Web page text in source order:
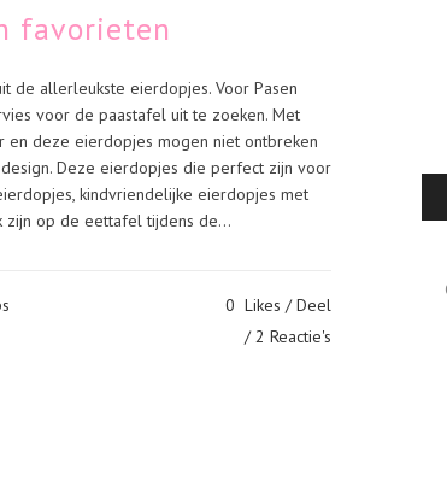
favorieten
de allerleukste eierdopjes. Voor Pasen
voor de paastafel uit te zoeken. Met
deze eierdopjes mogen niet ontbreken
Deze eierdopjes die perfect zijn voor
kindvriendelijke eierdopjes met
zijn op de eettafel tijdens de...
0 Likes
Deel
2 Reactie's